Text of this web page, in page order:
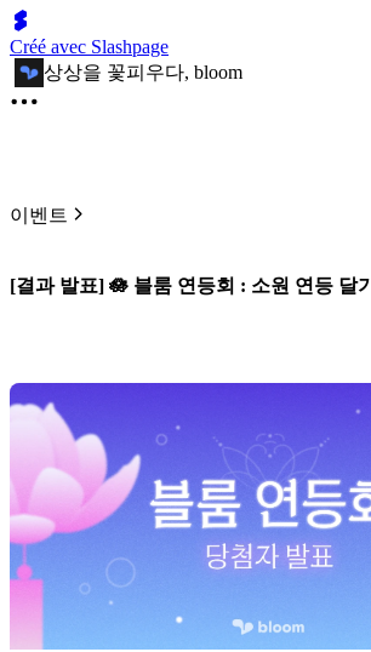
Créé avec Slashpage
상상을 꽃피우다, bloom
이벤트
[결과 발표] 🪷 블룸 연등회 : 소원 연등 달기